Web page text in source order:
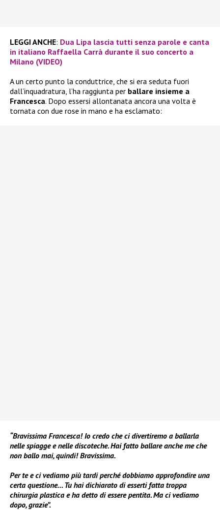
LEGGI ANCHE: Dua Lipa lascia tutti senza parole e canta
in italiano Raffaella Carrà durante il suo concerto a
Milano (VIDEO)
A un certo punto la conduttrice, che si era seduta fuori
dall’inquadratura, l’ha raggiunta per ballare insieme a
Francesca. Dopo essersi allontanata ancora una volta è
tornata con due rose in mano e ha esclamato:
“Bravissima Francesca! Io credo che ci divertiremo a ballarla
nelle spiagge e nelle discoteche. Hai fatto ballare anche me che
non ballo mai, quindi! Bravissima.
Per te e ci vediamo più tardi perché dobbiamo approfondire una
certa questione… Tu hai dichiarato di esserti fatta troppa
chirurgia plastica e ha detto di essere pentita. Ma ci vediamo
dopo, grazie”.